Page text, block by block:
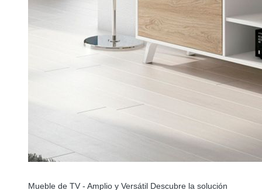
Mueble de TV - Amplio y Versátil Descubre la solución